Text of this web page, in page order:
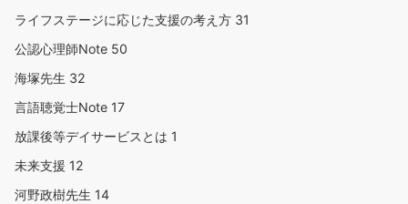
ライフステージに応じた支援の考え方 31
公認心理師Note 50
海塚先生 32
言語聴覚士Note 17
放課後等デイサービスとは 1
未来支援 12
河野政樹先生 14